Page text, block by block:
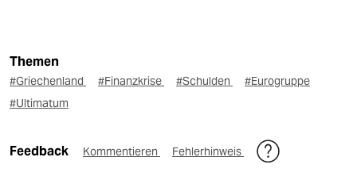
Themen
#Griechenland #Finanzkrise #Schulden
#Eurogruppe
#Ultimatum
Feedback Kommentieren Fehlerhinweis